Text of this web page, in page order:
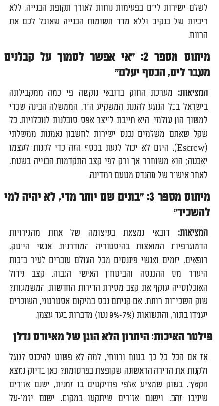
לשלם ישירות ליזם בפעימות נוחות לאורך תקופת הבנייה, ללא
ריביות של בנקים וללא מדד תשומות הבנייה שאוכל לכם את
הרווח.
מיתוס מספר 2: "אי אפשר לסמוך על קבלנים
מעבר לים, הכסף יעלם"
המציאות: מערכת החוק בדובאי נוקשה פי כמה ממקבילתה
בישראל בכל הנוגע להגנת המשקיע הזר. הממשלה הבינה שכדי
למשוך הון עולמי, היא חייבת לייצר אפס סובלנות לנוכלויות. כל
שקל שאתם משלמים נכנס ישירות לחשבון נאמנות ממשלתי
(Escrow). היזם לא יכול לגעת בכסף הזה כדי לקנות לעצמו
יאכטה; הוא משוחרר אך ורק לפי קצב התקדמות הבנייה בשטח,
לאחר אישור של מהנדס מטעם המדינה.
מיתוס מספר 3: "בונים שם יותר מדי, לא יהיה למי
להשכיר"
המציאות: דובאי נמצאת בעיצומה של אחת מהגירויות
הדמוגרפיות המואצות בהיסטוריה המודרנית. אנשי הייטק,
רופאים, יזמים ואנשי פיננסים מכל העולם עוברים לעיר בזכות
היעדר מס ההכנסה והביטחון האישי הגבוה. קצב גידול
האוכלוסייה עוקף את קצב מסירת הדירות החדשות. המשמעות?
שוק השכירות רותח. אם קניתם נכס במיקום אסטרטגי, השוכרים
יעמדו בתור, והתשואות (7%-9% נטו) מדברות בעד עצמן.
פילטר האיכות: היתרון הלא הוגן של מאיורס נדלן
אז אם הכל כל כך בטוח ורווחי, למה לא פשוט להיכנס לגוגל
ולקנות את הדירה הראשונה שקופצת בפרסומת? כאן בדיוק נמצא
הקאץ'. בשוק שמציע אלפי פרויקטים בו זמנית, ישנם אזורים
שיניבו זהב, וישנם אזורים שיתקעו במקום. ישנם יזמי-על